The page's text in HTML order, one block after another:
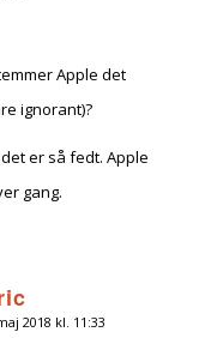
Apple det
ignorant)?
er så fedt. Apple
gang.
2018 kl. 11:33